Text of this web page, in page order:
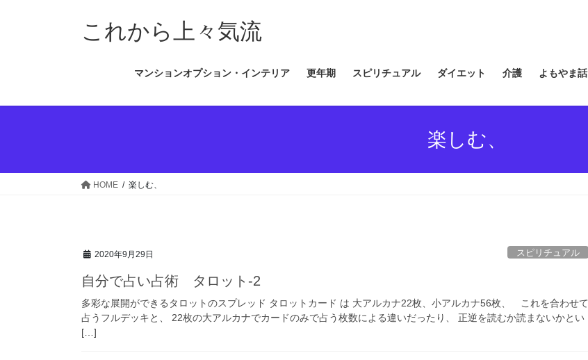
ス
ン
これから上々気流
マンションオプション・インテリア 更年期 スピリチュアル ダイエット 介護 よもやま話
楽しむ、
HOME 楽しむ、
2020年9月29日 スピリチュアル
自分で占い占術 タロット-2
多彩な展開ができるタロットのスプレッド タロットカード は 大アルカナ22枚、小アルカナ56枚、 これを合わせて
占うフルデッキと、 22枚の大アルカナでカードのみで占う枚数による違いだったり、 正逆を読むか読まないかとい
[…]